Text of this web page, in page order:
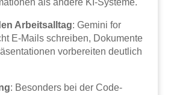
als andere KI-Systeme.
Arbeitsalltag: Gemini for
E-Mails schreiben, Dokumente
vorbereiten deutlich
: Besonders bei der Code-